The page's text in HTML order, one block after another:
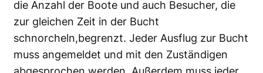
die Anzahl der Boote und auch Besucher, die
zur gleichen Zeit in der Bucht
schnorcheln,begrenzt. Jeder Ausflug zur Bucht
muss angemeldet und mit den Zuständigen